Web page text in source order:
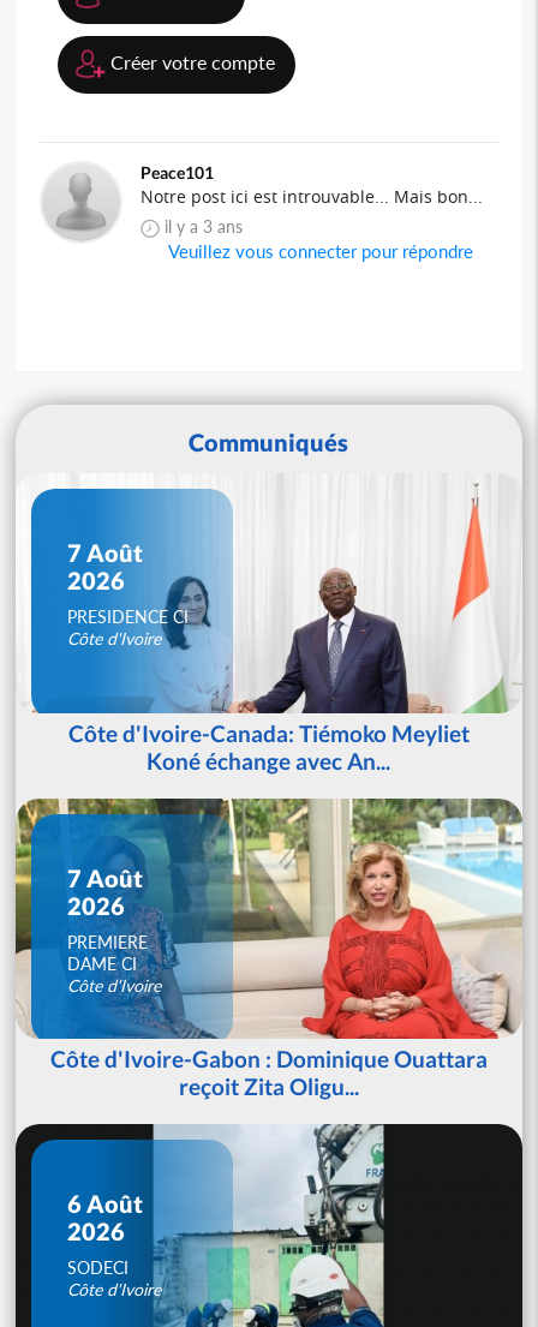
Créer votre compte
Peace101
Notre post ici est introuvable... Mais bon...
il y a 3 ans
Veuillez vous connecter pour répondre
Communiqués
7 Août
2026
PRESIDENCE CI
Côte d'Ivoire
Côte d'Ivoire-Canada: Tiémoko Meyliet
Koné échange avec An...
7 Août
2026
PREMIERE
DAME CI
Côte d'Ivoire
Côte d'Ivoire-Gabon : Dominique Ouattara
reçoit Zita Oligu...
6 Août
2026
SODECI
Côte d'Ivoire